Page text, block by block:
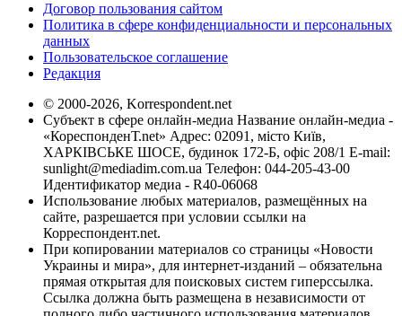
Договор пользования сайтом
Политика в сфере конфиденциальности и персональных
данных
Пользовательское соглашение
Редакция
© 2000-2026, Korrespondent.net
Субъект в сфере онлайн-медиа Название онлайн-медиа -
«КореспонденТ.net» Адрес: 02091, місто Київ,
ХАРКІВСЬКЕ ШОСЕ, будинок 172-Б, офіс 208/1 E-mail:
sunlight@mediadim.com.ua Телефон: 044-205-43-00
Идентификатор медиа - R40-06068
Использование любых материалов, размещённых на
сайте, разрешается при условии ссылки на
Корреспондент.net.
При копировании материалов со страницы «Новости
Украины и мира», для интернет-изданий – обязательна
прямая открытая для поисковых систем гиперссылка.
Ссылка должна быть размещена в независимости от